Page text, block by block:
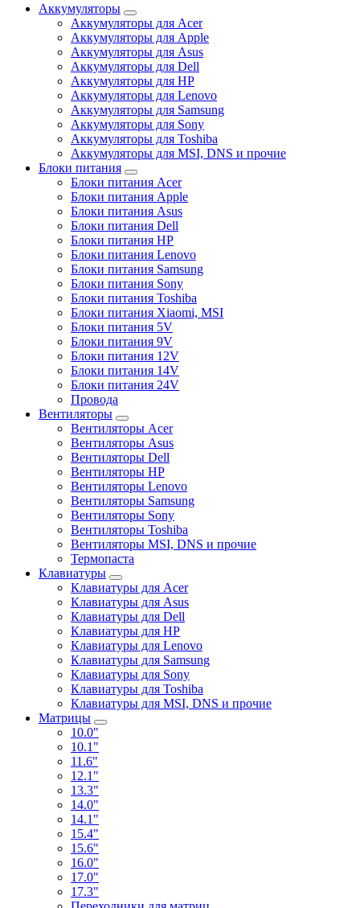
Аккумуляторы
Аккумуляторы для Acer
Аккумуляторы для Apple
Аккумуляторы для Asus
Аккумуляторы для Dell
Аккумуляторы для HP
Аккумуляторы для Lenovo
Аккумуляторы для Samsung
Аккумуляторы для Sony
Аккумуляторы для Toshiba
Аккумуляторы для MSI, DNS и прочие
Блоки питания
Блоки питания Acer
Блоки питания Apple
Блоки питания Asus
Блоки питания Dell
Блоки питания HP
Блоки питания Lenovo
Блоки питания Samsung
Блоки питания Sony
Блоки питания Toshiba
Блоки питания Xiaomi, MSI
Блоки питания 5V
Блоки питания 9V
Блоки питания 12V
Блоки питания 14V
Блоки питания 24V
Провода
Вентиляторы
Вентиляторы Acer
Вентиляторы Asus
Вентиляторы Dell
Вентиляторы HP
Вентиляторы Lenovo
Вентиляторы Samsung
Вентиляторы Sony
Вентиляторы Toshiba
Вентиляторы MSI, DNS и прочие
Термопаста
Клавиатуры
Клавиатуры для Acer
Клавиатуры для Asus
Клавиатуры для Dell
Клавиатуры для HP
Клавиатуры для Lenovo
Клавиатуры для Samsung
Клавиатуры для Sony
Клавиатуры для Toshiba
Клавиатуры для MSI, DNS и прочие
Матрицы
10.0"
10.1"
11.6"
12.1"
13.3"
14.0"
14.1"
15.4"
15.6"
16.0"
17.0"
17.3"